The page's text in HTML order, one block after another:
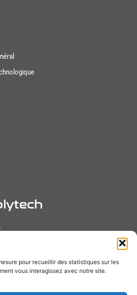
pour recueillir des statistiques sur les
vous interagissez avec notre site.
68 36 ou 37